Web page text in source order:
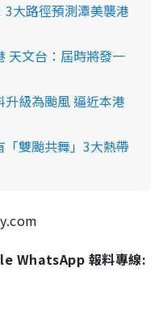
大路徑預測潭美襲港
天文台：屆時將發一
級為颱風 逼近本港
雙颱共舞」3大熱帶
WhatsApp 報料專線: